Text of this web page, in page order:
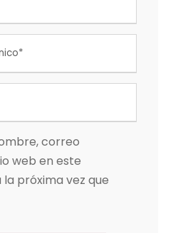
correo
web en este
próxima vez que